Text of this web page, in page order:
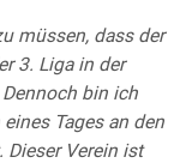
müssen, dass der
3. Liga in der
bin ich
Tages an den
Dieser Verein ist